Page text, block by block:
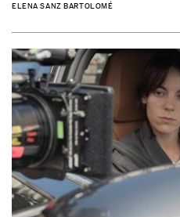
ELENA SANZ BARTOLOMÉ